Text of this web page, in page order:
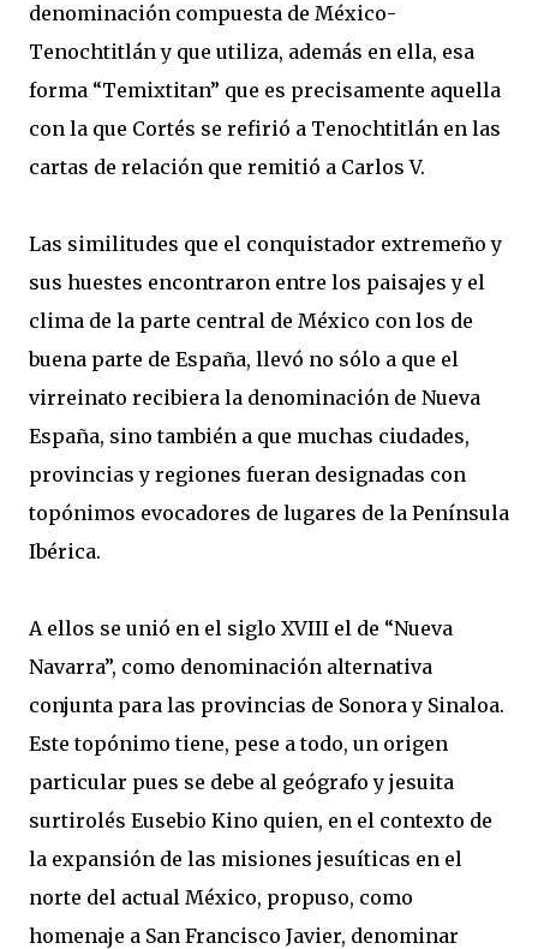
denominación compuesta de México-
Tenochtitlán y que utiliza, además en ella, esa
forma “Temixtitan” que es precisamente aquella
con la que Cortés se refirió a Tenochtitlán en las
cartas de relación que remitió a Carlos V.
Las similitudes que el conquistador extremeño y
sus huestes encontraron entre los paisajes y el
clima de la parte central de México con los de
buena parte de España, llevó no sólo a que el
virreinato recibiera la denominación de Nueva
España, sino también a que muchas ciudades,
provincias y regiones fueran designadas con
topónimos evocadores de lugares de la Península
Ibérica.
A ellos se unió en el siglo XVIII el de “Nueva
Navarra”, como denominación alternativa
conjunta para las provincias de Sonora y Sinaloa.
Este topónimo tiene, pese a todo, un origen
particular pues se debe al geógrafo y jesuita
surtirolés Eusebio Kino quien, en el contexto de
la expansión de las misiones jesuíticas en el
norte del actual México, propuso, como
homenaje a San Francisco Javier, denominar